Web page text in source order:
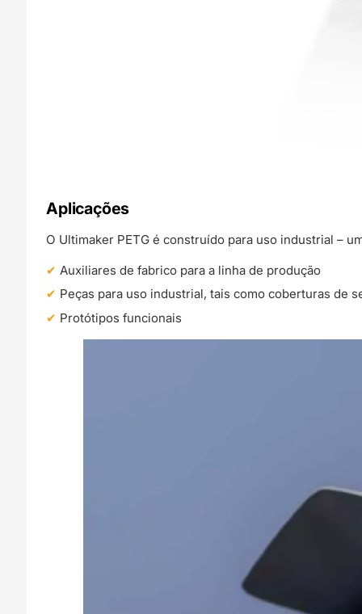
Aplicações
O Ultimaker PETG é construído para uso industrial –
Auxiliares de fabrico para a linha de produção
Peças para uso industrial, tais como coberturas de
Protótipos funcionais